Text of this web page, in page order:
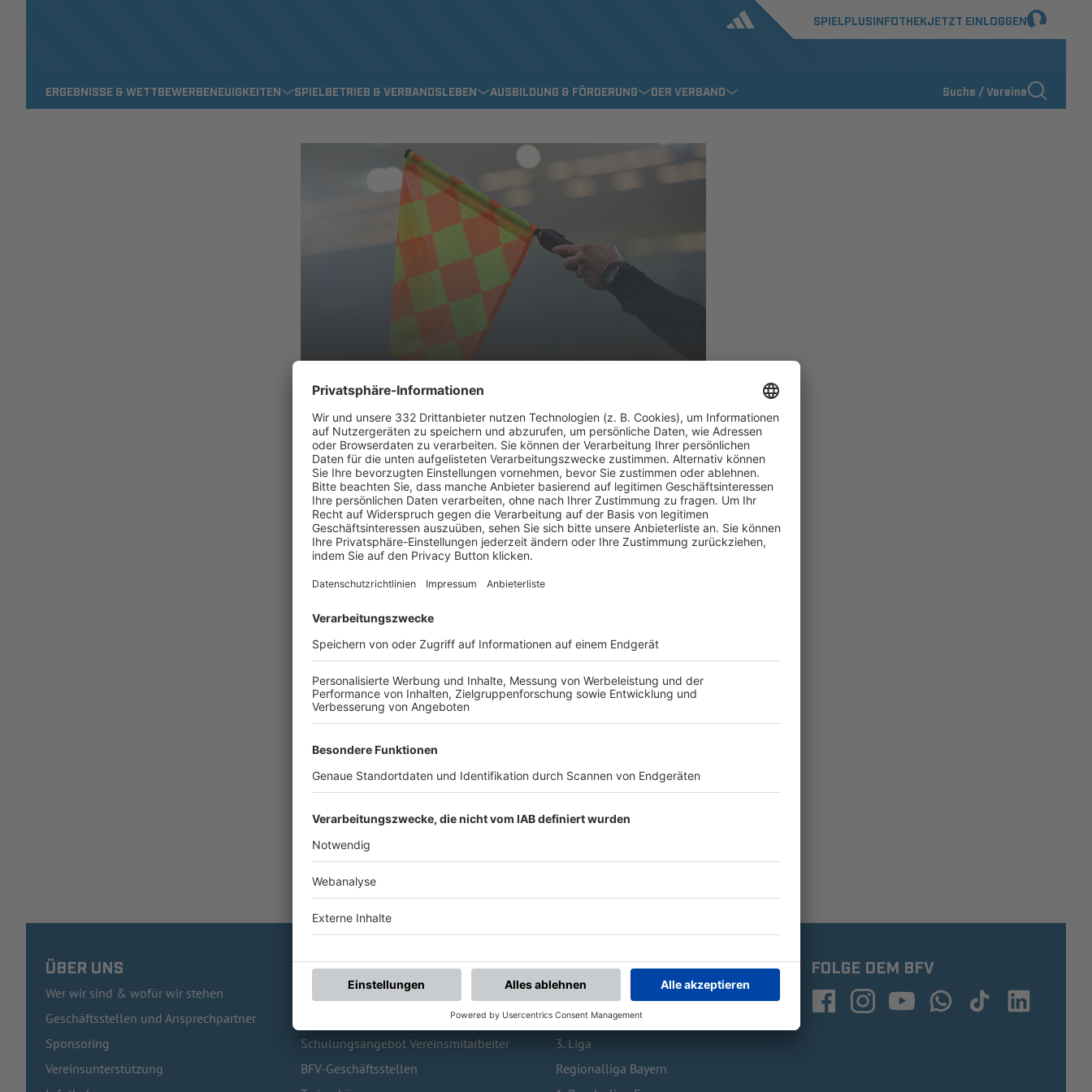
SPIELPLUSINFOTHEKJETZT EINLOGGEN
ERGEBNISSE & WETTBEWERBENEUIGKEITEN SPIELBETRIEB & VERBANDSLEBEN AUSBILDUNG & FÖRDERUNG DER VERBAND Suche / Vereine
404 – OOPS, DAS GING
WOHL INS AUS.
Die angeforderte Seite existiert leider nicht.
ÜBER UNS
Wer wir sind & wofür wir stehen
Geschäftsstellen und Ansprechpartner
Sponsoring
Vereinsunterstützung
HÄUFIG BESUCHTE SEITEN
Pässe und Vereinswechsel
Schulungsangebot Vereinsmitarbeiter
BFV-Geschäftsstellen
TOPLIGEN
1. Bundesliga
2. Bundesliga
3. Liga
Regionalliga Bayern
FOLGE DEM BFV